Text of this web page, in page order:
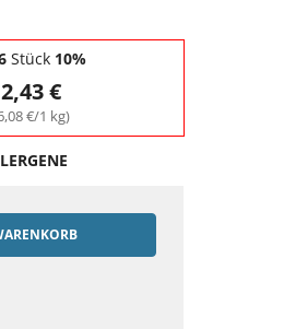
Stück 10%
2,43 €
€/1 kg)